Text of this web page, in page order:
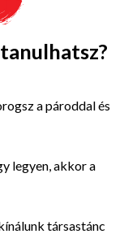
a pároddal és
legyen, akkor a
társastánc